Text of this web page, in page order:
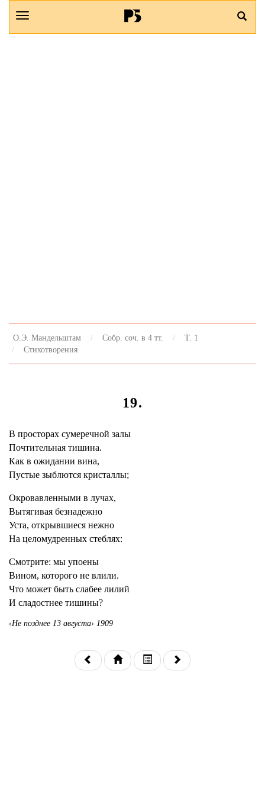
О.Э. Мандельштам Собр. соч. в 4 тт.
Т. 1
Стихотворения
19.
В просторах сумеречной залы
Почтительная тишина.
Как в ожидании вина,
Пустые зыблются кристаллы;
Окровавленными в лучах,
Вытягивая безнадежно
Уста, открывшиеся нежно
На целомудренных стеблях:
Смотрите: мы упоены
Вином, которого не влили.
Что может быть слабее лилий
И сладостнее тишины?
‹Не позднее 13 августа› 1909